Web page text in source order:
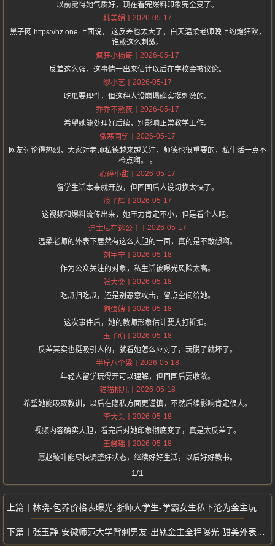
以前觉得她气质好，现在看完爆料印象完全变了。
韩美娟
2026-05-17
黑子网 https://hz.one 上面说， 这反差也太大了，白天温柔老师晚上约炮狂欢，
谁敢这么刺激。
疯狂小杨哥
2026-05-17
反差这么强，这事情一出来估计以后在学校会被议论。
缪小艺
2026-05-17
吃瓜要理性，但这种人设崩塌确实挺刺激的。
乔乔不熬夜
2026-05-17
希望她能处理好后续，别影响正常教学工作。
傲寒同学
2026-05-17
网友讨论得热烈，大家对老师私德越来越关注，师德也很重要的，私生活一点不
检点啊。 。
心碎小甜
2026-05-17
留学生活本来就开放，但回国后人设切换太快了。
浪子辉
2026-05-17
这视频和爆料流传出来，她压力肯定不小，但是看个人吧。
迪士尼在逃公主
2026-05-17
温柔老师的外表下居然有这么大胆的一面，真的是不敢想啊。
刘宇宁
2026-05-18
作为公众关注的对象，私生活被曝光风险太高。
张大奕
2026-05-18
吃瓜归吃瓜，还是别恶意攻击，留点空间给她。
狗蛋姨
2026-05-18
这次事件后，她的教师形象估计要大打折扣。
玉了萌
2026-05-18
反差其实也挺吸引人的，就看她怎么应对了，玩脱了就坏了。
半斤八个梁
2026-05-18
年轻人留学玩得开可以理解，但回国后要收敛。
猫猫桃儿
2026-05-18
希望她能吸取教训，以后在隐私方面更谨慎，不然后续影响肯定很大。
李大头
2026-05-18
视频内容确实大胆，看完后对她印象彻底变了，真是太反差了。
王馨瑶
2026-05-18
愿赵璇叶能尽快调整好状态，继续好好生活，以后好好教书。
1/1
林晓-包养价格表曝光-浙师大学生-学霸女生私下沦为金主玩物-引全网震惊
张玉静-安徽师范大学背刺男友-出轨金主全程曝光-甜美外表下反差骑乘猛